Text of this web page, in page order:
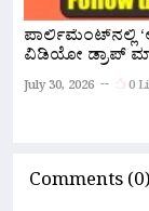
ಪಾರ್ಲಿಮೆಂಟ್‌ನಲ್ಲಿ
ವಿಡಿಯೋ ಡ್ರಾಪ್
July 30, 2026 0
Comments (0)